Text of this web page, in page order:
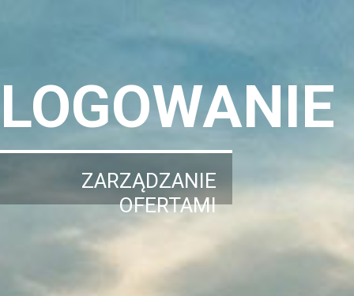
LOGOWANIE
ZARZĄDZANIE
OFERTAMI